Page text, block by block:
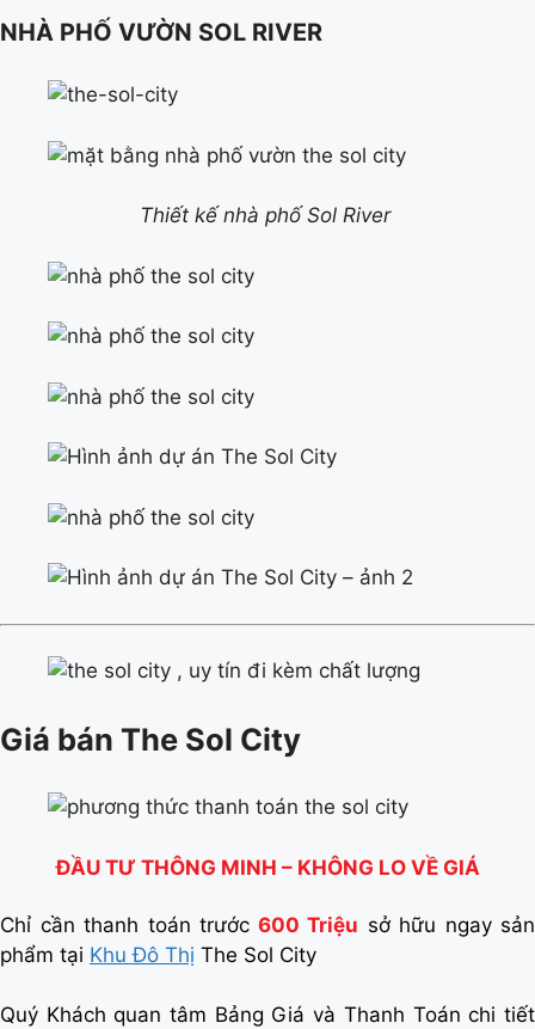
NHÀ PHỐ VƯỜN SOL RIVER
Thiết kế nhà phố Sol River
Giá bán The Sol City
ĐẦU TƯ THÔNG MINH – KHÔNG LO VỀ GIÁ
Chỉ cần thanh toán trước 600 Triệu sở hữu ngay sản
phẩm tại Khu Đô Thị The Sol City
Quý Khách quan tâm Bảng Giá và Thanh Toán chi tiết